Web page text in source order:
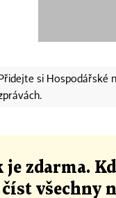
Přidejte si Hospodářské
je zdarma.
číst všechny